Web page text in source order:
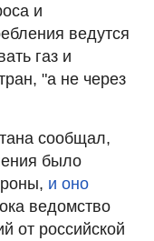
и
ведутся
газ и
"а не через
сообщал,
было
и оно
ведомство
от российской